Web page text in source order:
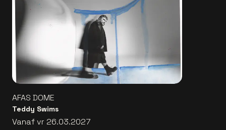
AFAS DOME
Teddy Swims
Vanaf vr 26.03.2027